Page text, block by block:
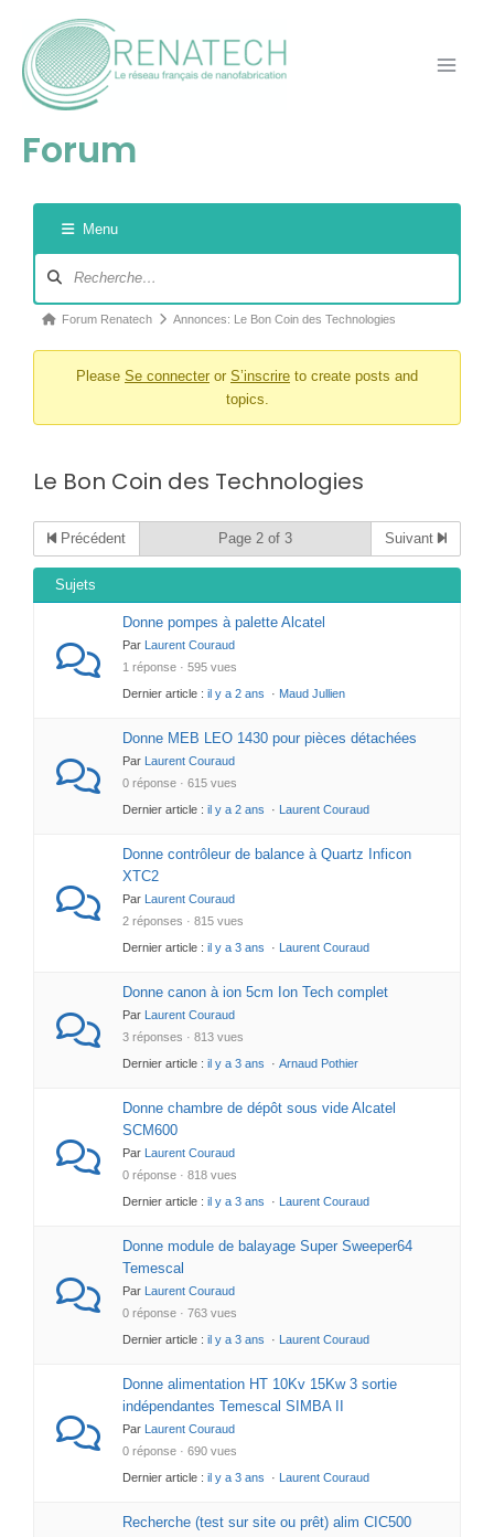
contenu
Forum
Menu
forum
du
forum –
Forum Renatech Annonces: Le Bon Coin des Technologies
Please Se connecter or S’inscrire to create posts and
topics.
Le Bon Coin des Technologies
Précédent Page 2 of 3 Suivant
Sujets
Donne pompes à palette Alcatel
Par Laurent Couraud
1 réponse · 595 vues
Dernier article : il y a 2 ans · Maud Jullien
Donne MEB LEO 1430 pour pièces détachées
Par Laurent Couraud
0 réponse · 615 vues
Dernier article : il y a 2 ans · Laurent Couraud
Donne contrôleur de balance à Quartz Inficon
XTC2
Par Laurent Couraud
2 réponses · 815 vues
Dernier article : il y a 3 ans · Laurent Couraud
Donne canon à ion 5cm Ion Tech complet
Par Laurent Couraud
3 réponses · 813 vues
Dernier article : il y a 3 ans · Arnaud Pothier
Donne chambre de dépôt sous vide Alcatel
SCM600
Par Laurent Couraud
0 réponse · 818 vues
Dernier article : il y a 3 ans · Laurent Couraud
Donne module de balayage Super Sweeper64
Temescal
Par Laurent Couraud
0 réponse · 763 vues
Dernier article : il y a 3 ans · Laurent Couraud
Donne alimentation HT 10Kv 15Kw 3 sortie
indépendantes Temescal SIMBA II
Par Laurent Couraud
0 réponse · 690 vues
Dernier article : il y a 3 ans · Laurent Couraud
Recherche (test sur site ou prêt) alim CIC500